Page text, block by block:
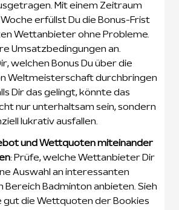
Mit einem Zeitraum
erfüllst Du die Bonus-Frist
Wettanbieter ohne Probleme.
Umsatzbedingungen an.
welchen Bonus Du über die
Weltmeisterschaft durchbringen
Dir das gelingt, könnte das
nur unterhaltsam sein, sondern
lukrativ ausfallen.
und Wettquoten miteinander
: Prüfe, welche Wettanbieter Dir
Auswahl an interessanten
Bereich Badminton anbieten. Sieh
gut die Wettquoten der Bookies